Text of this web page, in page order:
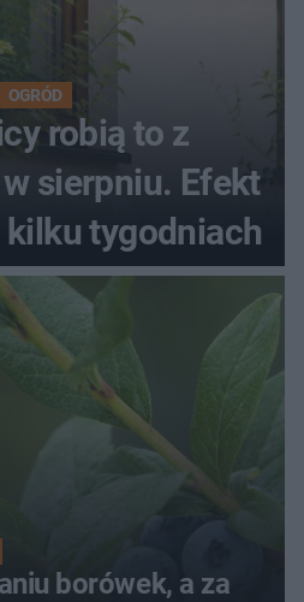
OGRÓD
robią to z
sierpniu. Efekt
tygodniach
borówek, a za